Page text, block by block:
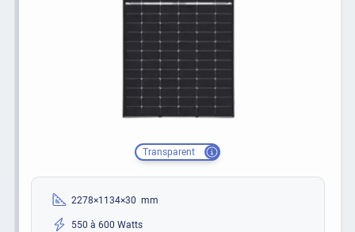
Transparent
2278×1134×30 mm
550 à 600 Watts